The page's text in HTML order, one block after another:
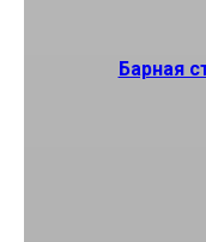
Барная